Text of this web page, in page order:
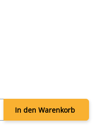
In den Warenkorb